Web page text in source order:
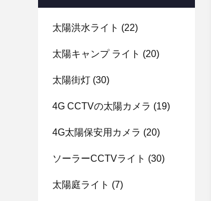
太陽洪水ライト (22)
太陽キャンプ ライト (20)
太陽街灯 (30)
4G CCTVの太陽カメラ (19)
4G太陽保安用カメラ (20)
ソーラーCCTVライト (30)
太陽庭ライト (7)